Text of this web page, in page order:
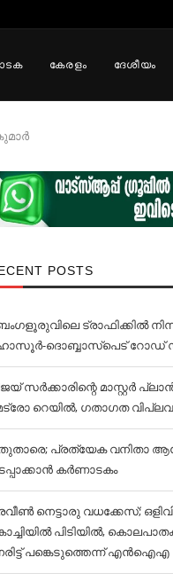
കേരളം ദേശീയം
POSTS
ട്രാഫിക്കില്‍
ദൊബ്ബാസ്പെട് റോഡ്
സര്‍ക്കാരിന്റെ മാസ്റ്റര്‍
റെയില്‍, ഗതാഗത
പ്രത്യേക വനിതാ
കര്‍ണാടകം
നെട്ടാരു വധക്കേസ്;
പിടിയിൽ,
പങ്കെടുത്തെന്ന് എൻഐഎ